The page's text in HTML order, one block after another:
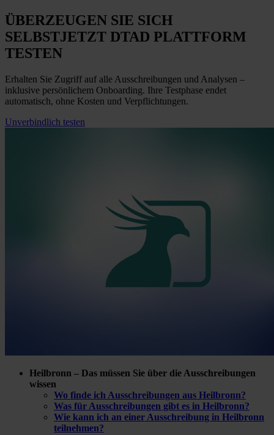
ÜBERZEUGEN SIE SICH
SELBSTJETZT DTAD PLATTFORM
TESTEN
Erhalten Sie Zugriff auf alle Ausschreibungen und Analysen –
inklusive persönlichem Onboarding. Ihre Testphase endet
automatisch, ohne Kosten und Verpflichtungen.
Unverbindlich testen
Heilbronn – Das müssen Sie über die Ausschreibungen
wissen
Wo finde ich Ausschreibungen aus Heilbronn?
Was für Ausschreibungen gibt es in Heilbronn?
Wie kann ich an einer Ausschreibung in Heilbronn
teilnehmen?